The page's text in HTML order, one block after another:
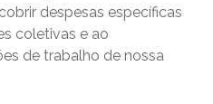
despesas específicas
coletivas e ao
de trabalho de nossa